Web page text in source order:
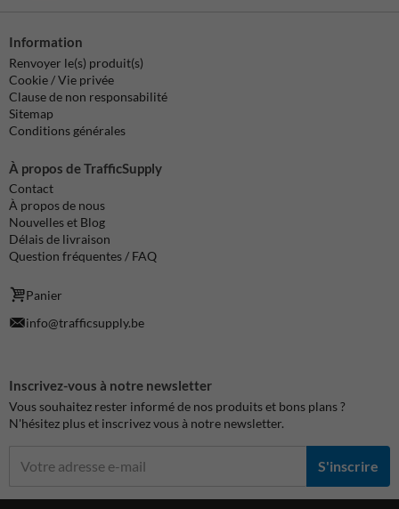
Information
Renvoyer le(s) produit(s)
Cookie / Vie privée
Clause de non responsabilité
Sitemap
Conditions générales
À propos de TrafficSupply
Contact
À propos de nous
Nouvelles et Blog
Délais de livraison
Question fréquentes / FAQ
Panier
info@trafficsupply.be
Inscrivez-vous à notre newsletter
Vous souhaitez rester informé de nos produits et bons plans ?
N'hésitez plus et inscrivez vous à notre newsletter.
S'inscrire